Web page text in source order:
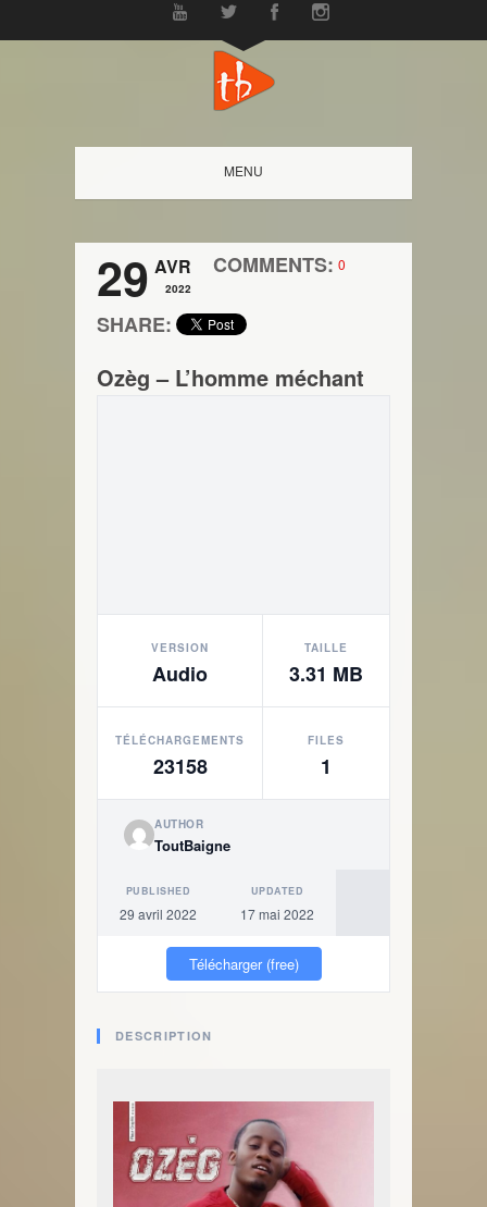
MENU
29 AVR
2022
COMMENTS: 0
SHARE:
Ozèg – L’homme méchant
VERSION
Audio
TAILLE
3.31 MB
TÉLÉCHARGEMENTS
23158
FILES
1
AUTHOR
ToutBaigne
PUBLISHED
29 avril 2022
UPDATED
17 mai 2022
Télécharger (free)
DESCRIPTION